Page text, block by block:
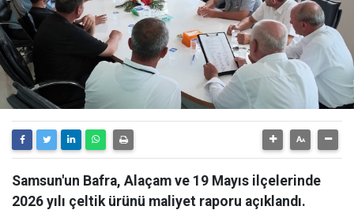
Samsun'un Bafra, Alaçam ve 19 Mayıs ilçelerinde
2026 yılı çeltik ürünü maliyet raporu açıklandı.